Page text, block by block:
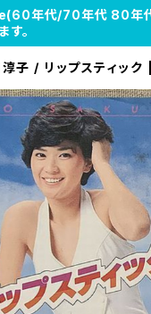
年代/70年代 80年代
す。
子 / リップスティック